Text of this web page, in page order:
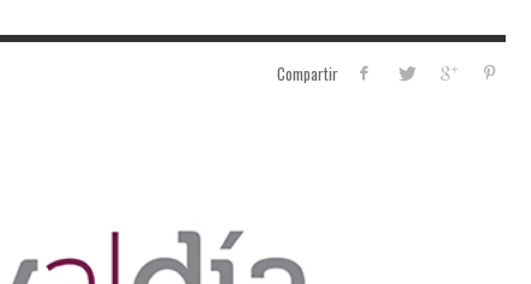
Compartir